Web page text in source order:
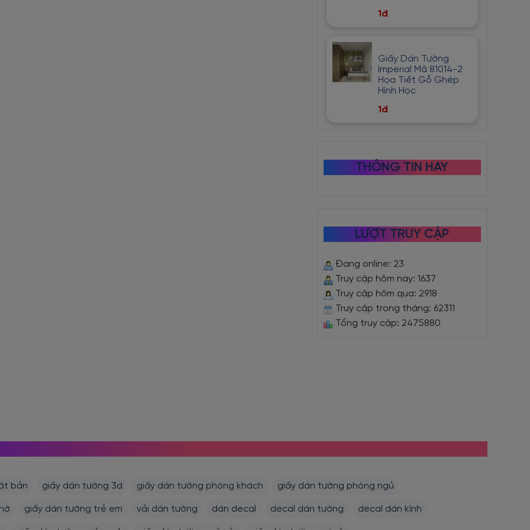
1đ
Giấy Dán Tường
Imperial Mã 81014-2
Họa Tiết Gỗ Ghép
Hình Học
1đ
THÔNG TIN HAY
LƯỢT TRUY CẬP
Đang online: 23
Truy cập hôm nay: 1637
Truy cập hôm qua: 2918
Truy cập trong tháng: 62311
Tổng truy cập: 2475880
bản giấy dán tường 3d giấy dán tường phòng khách giấy dán tường phòng ngủ
giấy dán tường trẻ em vải dán tường dán decal decal dán tường decal dán kính